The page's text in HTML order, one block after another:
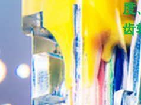
磁电绝对值编码器
紧凑型绝对编码
光电增量编码器
微型编码器
钢铁和冶金
FAQ'S
技术优势
公司简介
联系我们
度
齿